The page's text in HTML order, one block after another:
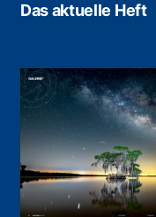
Das aktuelle Heft